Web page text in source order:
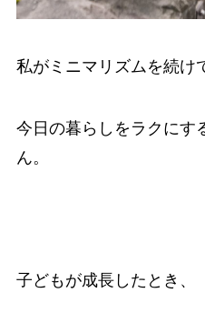
私がミニマリズムを続け
今日の暮らしをラクにす
ん。
子どもが成長したとき、